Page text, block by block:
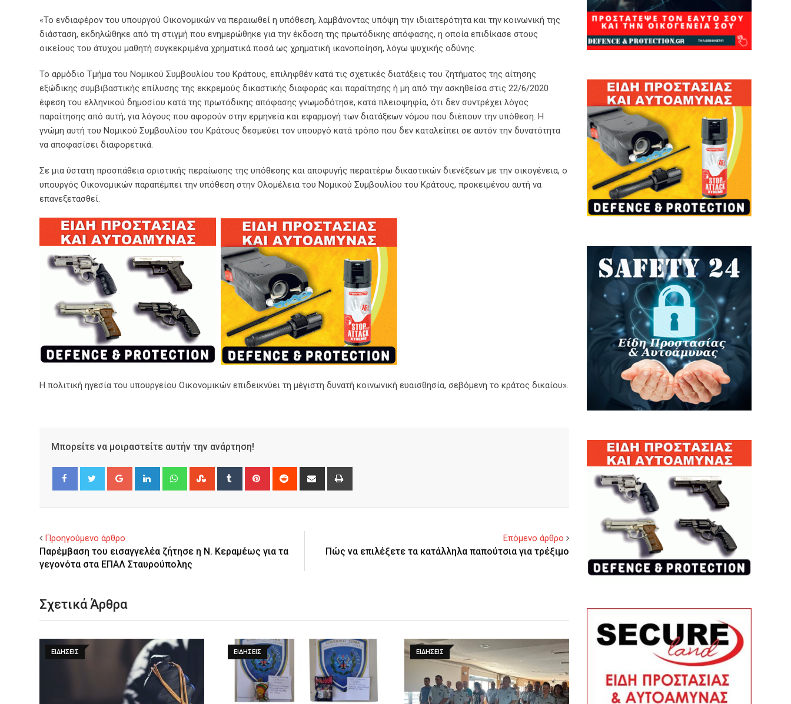
«Το ενδιαφέρον του υπουργού Οικονομικών να περαιωθεί η υπόθεση, λαμβάνοντας υπόψη την ιδιαιτερότητα και την κοινωνική της
διάσταση, εκδηλώθηκε από τη στιγμή που ενημερώθηκε για την έκδοση της πρωτόδικης απόφασης, η οποία επιδίκασε στους
οικείους του άτυχου μαθητή συγκεκριμένα χρηματικά ποσά ως χρηματική ικανοποίηση, λόγω ψυχικής οδύνης.
Το αρμόδιο Τμήμα του Νομικού Συμβουλίου του Κράτους, επιληφθέν κατά τις σχετικές διατάξεις του ζητήματος της αίτησης
εξώδικης συμβιβαστικής επίλυσης της εκκρεμούς δικαστικής διαφοράς και παραίτησης ή μη από την ασκηθείσα στις 22/6/2020
έφεση του ελληνικού δημοσίου κατά της πρωτόδικης απόφασης γνωμοδότησε, κατά πλειοψηφία, ότι δεν συντρέχει λόγος
παραίτησης από αυτή, για λόγους που αφορούν στην ερμηνεία και εφαρμογή των διατάξεων νόμου που διέπουν την υπόθεση. Η
γνώμη αυτή του Νομικού Συμβουλίου του Κράτους δεσμεύει τον υπουργό κατά τρόπο που δεν καταλείπει σε αυτόν την δυνατότητα
να αποφασίσει διαφορετικά.
Σε μια ύστατη προσπάθεια οριστικής περαίωσης της υπόθεσης και αποφυγής περαιτέρω δικαστικών διενέξεων με την οικογένεια, ο
υπουργός Οικονομικών παραπέμπει την υπόθεση στην Ολομέλεια του Νομικού Συμβουλίου του Κράτους, προκειμένου αυτή να
επανεξετασθεί.
Η πολιτική ηγεσία του υπουργείου Οικονομικών επιδεικνύει τη μέγιστη δυνατή κοινωνική ευαισθησία, σεβόμενη το κράτος δικαίου».
Μπορείτε να μοιραστείτε αυτήν την ανάρτηση!
Google+ LinkedIn WhatsappStumbleUpon
Tumblr Pinterest Reddit
Share
Προηγούμενο άρθρο
Παρέμβαση του εισαγγελέα ζήτησε η Ν. Κεραμέως για τα
γεγονότα στα ΕΠΑΛ Σταυρούπολης
Επόμενο άρθρο
Πώς να επιλέξετε τα κατάλληλα παπούτσια για τρέξιμο
Σχετικά Άρθρα
ΕΙΔΉΣΕΙΣ ΕΙΔΉΣΕΙΣ ΕΙΔΉΣΕΙΣ